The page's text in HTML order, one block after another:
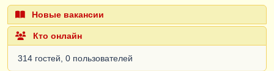
Новые вакансии
Кто онлайн
314 гостей, 0 пользователей